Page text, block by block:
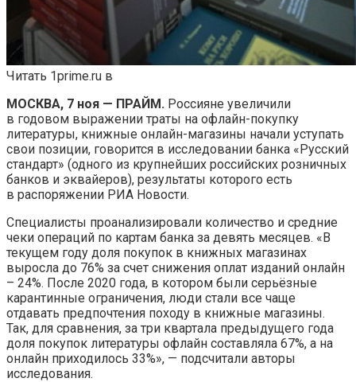
Читать 1prime.ru в
МОСКВА, 7 ноя — ПРАЙМ. Россияне увеличили
в годовом выражении траты на офлайн-покупку
литературы, книжные онлайн-магазины начали уступать
свои позиции, говорится в исследовании банка «Русский
стандарт» (одного из крупнейших российских розничных
банков и эквайеров), результаты которого есть
в распоряжении РИА Новости.
Специалисты проанализировали количество и средние
чеки операций по картам банка за девять месяцев. «В
текущем году доля покупок в книжных магазинах
выросла до 76% за счет снижения оплат изданий онлайн
– 24%. После 2020 года, в котором были серьёзные
карантинные ограничения, люди стали все чаще
отдавать предпочтения походу в книжные магазины.
Так, для сравнения, за три квартала предыдущего года
доля покупок литературы офлайн составляла 67%, а на
онлайн приходилось 33%», — подсчитали авторы
исследования.